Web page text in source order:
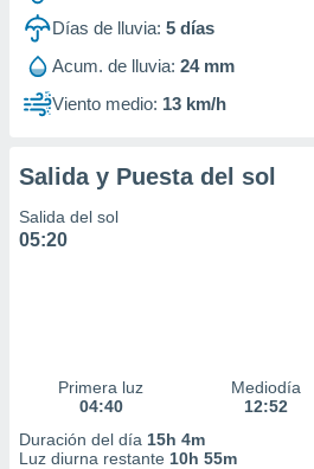
de
1199
Días de lluvia: 5 días
Acum. de lluvia: 24 mm
Viento medio: 13 km/h
Salida y Puesta del sol
Salida del sol
05:20
Primera luz
04:40
Mediodía
12:52
Duración del día 15h 4m
Luz diurna restante 10h 55m